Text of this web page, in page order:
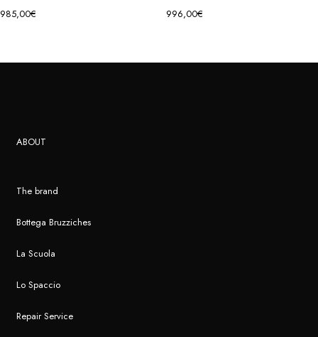
985,00€
996,00€
ABOUT
The brand
Bottega Bruzziches
La Scuola
Lo Spaccio
Repair Service